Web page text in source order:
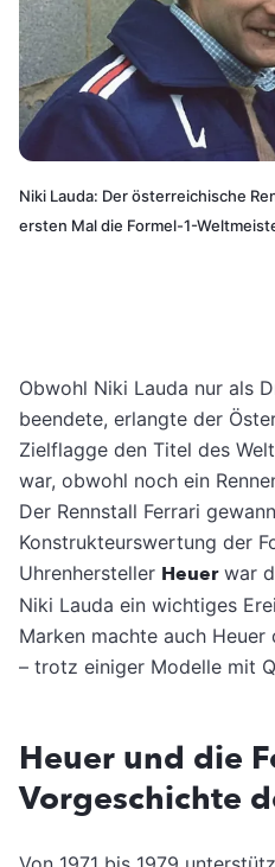
Niki Lauda: Der österreichische
ersten Mal die Formel-1-
Obwohl Niki Lauda nur als
beendete, erlangte der
Zielflagge den Titel des
war, obwohl noch ein
Der Rennstall Ferrari
Konstrukteurswertung der
Uhrenhersteller Heuerwar
Niki Lauda ein wichtiges
Marken machte auch
– trotz einiger Modelle mit
Heuer und die
Vorgeschichte